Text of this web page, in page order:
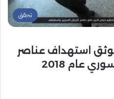
تحقق
استهداف عناصر
عام 2018